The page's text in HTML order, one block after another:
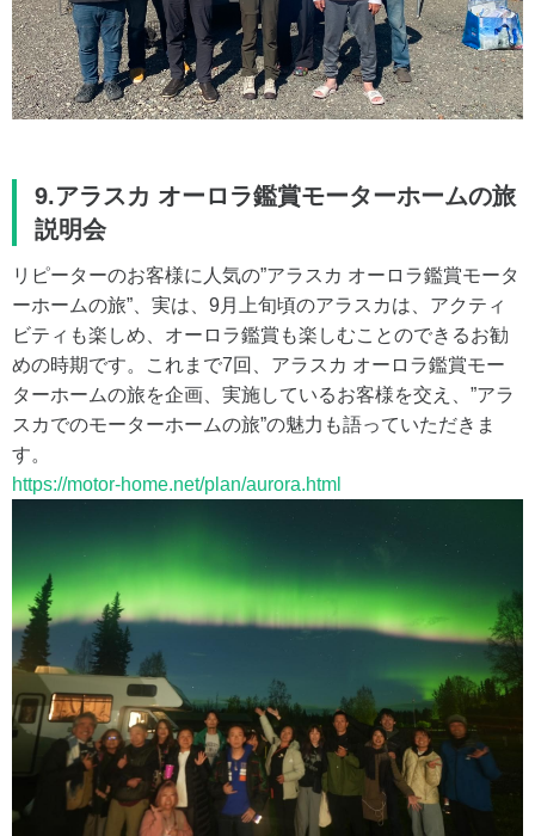
9.アラスカ オーロラ鑑賞モーターホームの旅
説明会
リピーターのお客様に人気の”アラスカ オーロラ鑑賞モータ
ーホームの旅”、実は、9月上旬頃のアラスカは、アクティ
ビティも楽しめ、オーロラ鑑賞も楽しむことのできるお勧
めの時期です。これまで7回、アラスカ オーロラ鑑賞モー
ターホームの旅を企画、実施しているお客様を交え、”アラ
スカでのモーターホームの旅”の魅力も語っていただきま
す。
https://motor-home.net/plan/aurora.html